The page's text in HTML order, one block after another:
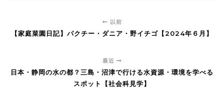
以前
【家庭菜園日記】パクチー・ダニア・野イチゴ【2024年６月】
最近
日本・静岡の水の都？三島・沼津で行ける水資源・環境を学べる
スポット【社会科見学】